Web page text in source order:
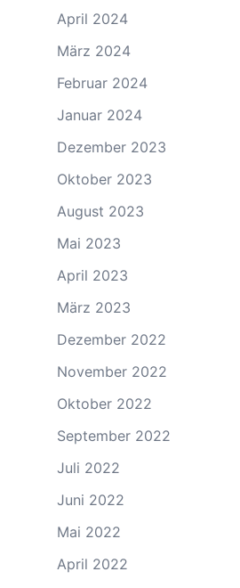
April 2024
März 2024
Februar 2024
Januar 2024
Dezember 2023
Oktober 2023
August 2023
Mai 2023
April 2023
März 2023
Dezember 2022
November 2022
Oktober 2022
September 2022
Juli 2022
Juni 2022
Mai 2022
April 2022